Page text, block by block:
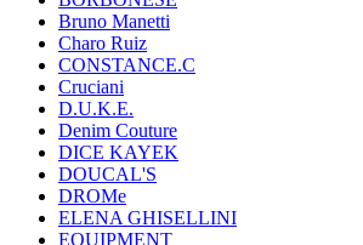
Bruno Manetti
Charo Ruiz
CONSTANCE.C
Cruciani
D.U.K.E.
Denim Couture
DICE KAYEK
DOUCAL'S
DROMe
ELENA GHISELLINI
EQUIPMENT